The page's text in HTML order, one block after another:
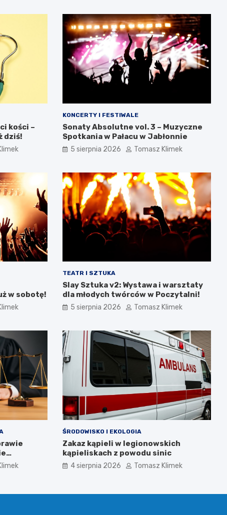
kości –
dziś!
KONCERTY I FESTIWALE
Sonaty Absolutne vol. 3 – Muzyczne
Spotkania w Pałacu w Jabłonnie
5 sierpnia 2026 Tomasz Klimek
w sobotę!
TEATR I SZTUKA
Slay Sztuka v2: Wystawa i warsztaty
dla młodych twórców w Poczytalni!
5 sierpnia 2026 Tomasz Klimek
ŚRODOWISKO I EKOLOGIA
Zakaz kąpieli w legionowskich
kąpieliskach z powodu sinic
4 sierpnia 2026 Tomasz Klimek